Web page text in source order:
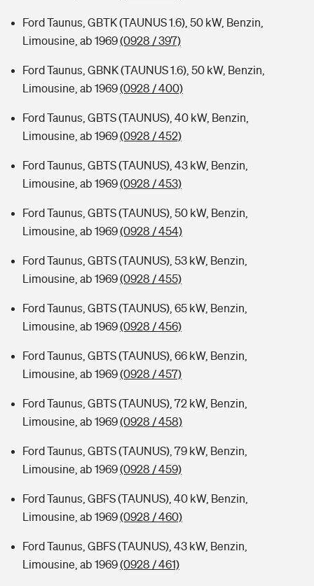
Ford Taunus, GBTK (TAUNUS 1.6), 50 kW, Benzin,
Limousine, ab 1969(0928 / 397)
Ford Taunus, GBNK (TAUNUS 1.6), 50 kW, Benzin,
Limousine, ab 1969(0928 / 400)
Ford Taunus, GBTS (TAUNUS), 40 kW, Benzin,
Limousine, ab 1969(0928 / 452)
Ford Taunus, GBTS (TAUNUS), 43 kW, Benzin,
Limousine, ab 1969(0928 / 453)
Ford Taunus, GBTS (TAUNUS), 50 kW, Benzin,
Limousine, ab 1969(0928 / 454)
Ford Taunus, GBTS (TAUNUS), 53 kW, Benzin,
Limousine, ab 1969(0928 / 455)
Ford Taunus, GBTS (TAUNUS), 65 kW, Benzin,
Limousine, ab 1969(0928 / 456)
Ford Taunus, GBTS (TAUNUS), 66 kW, Benzin,
Limousine, ab 1969(0928 / 457)
Ford Taunus, GBTS (TAUNUS), 72 kW, Benzin,
Limousine, ab 1969(0928 / 458)
Ford Taunus, GBTS (TAUNUS), 79 kW, Benzin,
Limousine, ab 1969(0928 / 459)
Ford Taunus, GBFS (TAUNUS), 40 kW, Benzin,
Limousine, ab 1969(0928 / 460)
Ford Taunus, GBFS (TAUNUS), 43 kW, Benzin,
Limousine, ab 1969(0928 / 461)